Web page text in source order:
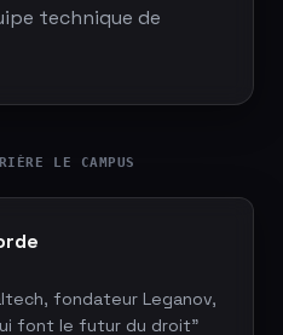
technique de
LE CAMPUS
fondateur Leganov,
font le futur du droit"